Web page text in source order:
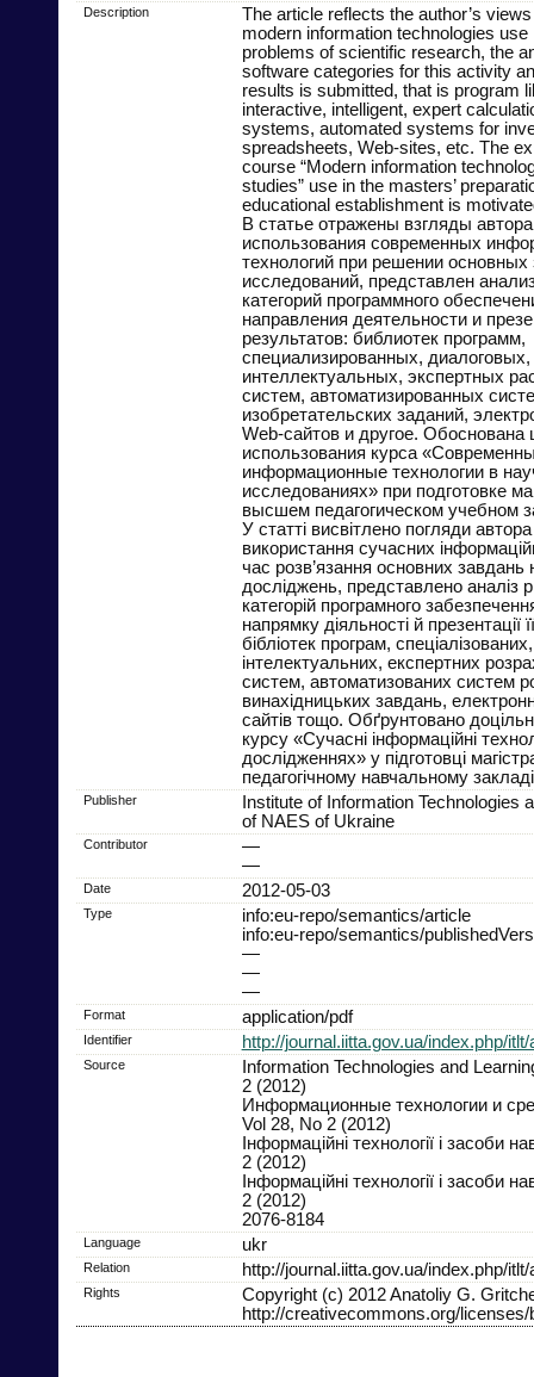
Description
The article reflects the author’s
modern information technologies
problems of scientific research, the
software categories for this activity
results is submitted, that is program
interactive, intelligent, expert
systems, automated systems for
spreadsheets, Web-sites, etc. The
course “Modern information
studies” use in the masters’
educational establishment is
В статье отражены взгляды
использования современных
технологий при решении
исследований, представлен
категорий программного
направления деятельности и
результатов: библиотек программ,
специализированных, диалоговых,
интеллектуальных, экспертных
систем, автоматизированных
изобретательских заданий,
Web-сайтов и другое. Обоснована
использования курса
информационные технологии в
исследованиях» при подготовке
высшем педагогическом учебном
У статті висвітлено погляди
використання сучасних
час розв’язання основних завдань
досліджень, представлено аналіз
категорій програмного
напрямку діяльності й презентації
бібліотек програм,
інтелектуальних, експертних
систем, автоматизованих систем
винахідницьких завдань,
сайтів тощо. Обґрунтовано
курсу «Сучасні інформаційні
дослідженнях» у підготовці
педагогічному навчальному
Publisher
Institute of Information Technologies
of NAES of Ukraine
Contributor
—
—
Date 2012-05-03
Type
info:eu-repo/semantics/article
info:eu-repo/semantics/
—
—
—
Format application/pdf
Identifier http://journal.iitta.gov.ua/index.php/
Source
Information Technologies and
2 (2012)
Информационные технологии и
Vol 28, No 2 (2012)
Інформаційні технології і засоби
2 (2012)
Інформаційні технології і засоби
2 (2012)
2076-8184
Language ukr
Relation http://journal.iitta.gov.ua/index.php/
Rights
Copyright (c) 2012 Anatoliy G.
http://creativecommons.org/